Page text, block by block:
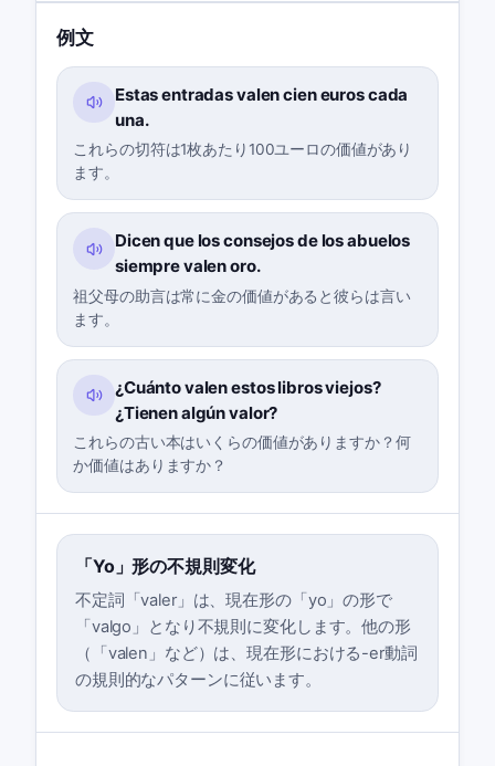
例文
Estas entradas valen cien euros cada
una.
これらの切符は1枚あたり100ユーロの価値があり
ます。
Dicen que los consejos de los abuelos
siempre valen oro.
祖父母の助言は常に金の価値があると彼らは言い
ます。
¿Cuánto valen estos libros viejos?
¿Tienen algún valor?
これらの古い本はいくらの価値がありますか？何
か価値はありますか？
「Yo」形の不規則変化
不定詞「valer」は、現在形の「yo」の形で
「valgo」となり不規則に変化します。他の形
（「valen」など）は、現在形における-er動詞
の規則的なパターンに従います。